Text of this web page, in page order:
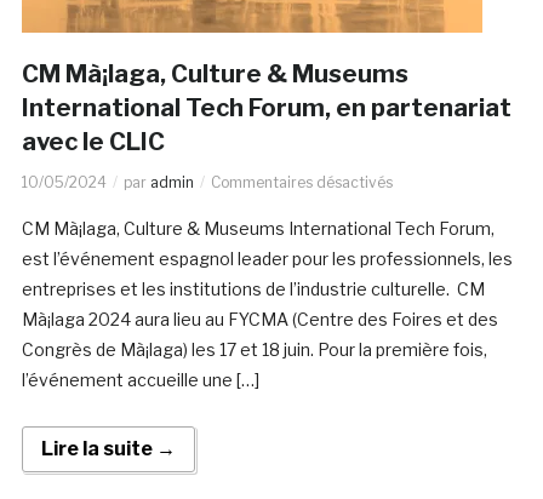
CM Mà¡laga, Culture & Museums
International Tech Forum, en partenariat
avec le CLIC
10/05/2024 par admin Commentaires désactivés
CM Mà¡laga, Culture & Museums International Tech Forum,
est l’événement espagnol leader pour les professionnels, les
entreprises et les institutions de l’industrie culturelle. CM
Mà¡laga 2024 aura lieu au FYCMA (Centre des Foires et des
Congrès de Mà¡laga) les 17 et 18 juin. Pour la première fois,
l’événement accueille une […]
Lire la suite →